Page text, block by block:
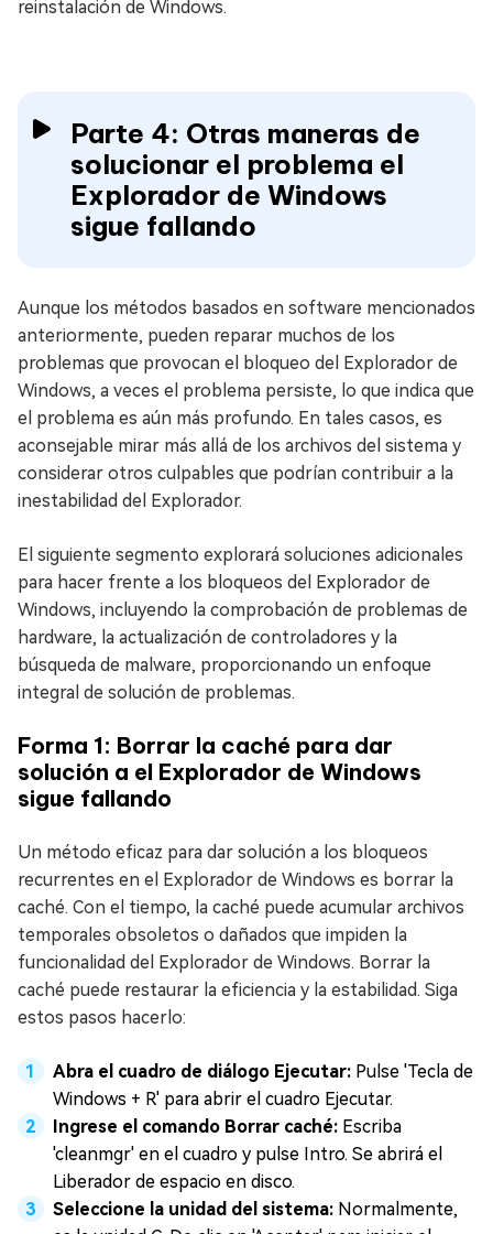
reinstalación de Windows.
Parte 4: Otras maneras de
solucionar el problema el
Explorador de Windows
sigue fallando
Aunque los métodos basados en software mencionados
anteriormente, pueden reparar muchos de los
problemas que provocan el bloqueo del Explorador de
Windows, a veces el problema persiste, lo que indica que
el problema es aún más profundo. En tales casos, es
aconsejable mirar más allá de los archivos del sistema y
considerar otros culpables que podrían contribuir a la
inestabilidad del Explorador.
El siguiente segmento explorará soluciones adicionales
para hacer frente a los bloqueos del Explorador de
Windows, incluyendo la comprobación de problemas de
hardware, la actualización de controladores y la
búsqueda de malware, proporcionando un enfoque
integral de solución de problemas.
Forma 1: Borrar la caché para dar
solución a el Explorador de Windows
sigue fallando
Un método eficaz para dar solución a los bloqueos
recurrentes en el Explorador de Windows es borrar la
caché. Con el tiempo, la caché puede acumular archivos
temporales obsoletos o dañados que impiden la
funcionalidad del Explorador de Windows. Borrar la
caché puede restaurar la eficiencia y la estabilidad. Siga
estos pasos hacerlo:
Abra el cuadro de diálogo Ejecutar: Pulse 'Tecla de
Windows + R' para abrir el cuadro Ejecutar.
Ingrese el comando Borrar caché: Escriba
'cleanmgr' en el cuadro y pulse Intro. Se abrirá el
Liberador de espacio en disco.
Seleccione la unidad del sistema: Normalmente,